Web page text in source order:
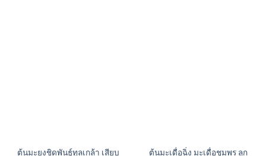
ต้นมะยงชิดพันธุ์ทูลเกล้า เสียบ ต้นมะเดื่อฉิ่ง มะเดื่อชุมพร ลูก